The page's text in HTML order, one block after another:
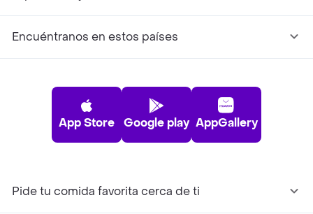
Encuéntranos en estos países
App Store Google play AppGallery
Pide tu comida favorita cerca de ti